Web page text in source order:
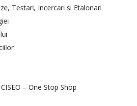
Testari, Incercari si Etalonari
– One Stop Shop